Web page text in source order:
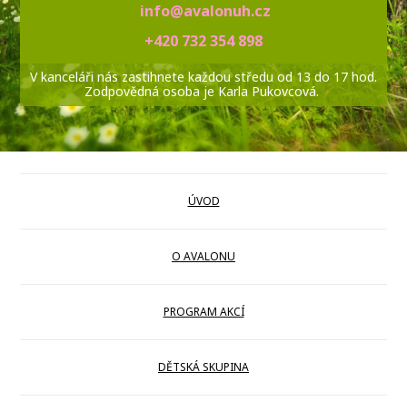
info@avalonuh.cz
+420 732 354 898
V kanceláři nás zastihnete každou středu od 13 do 17 hod.
Zodpovědná osoba je Karla Pukovcová.
ÚVOD
O AVALONU
PROGRAM AKCÍ
DĚTSKÁ SKUPINA